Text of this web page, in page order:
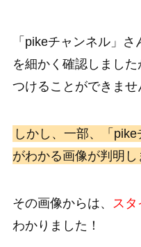
「pikeチャンネル」
を細かく確認しまし
つけることができませ
しかし、一部、「
がわかる画像が判明し
その画像からは、 スタ
わかりました！